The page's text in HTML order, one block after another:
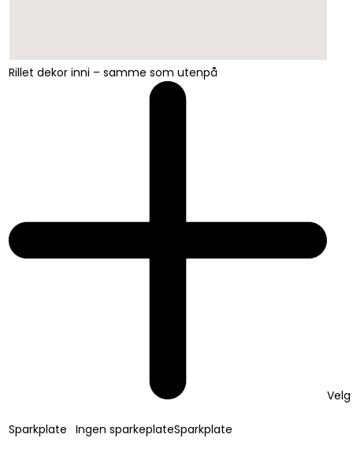
Rillet dekor inni – samme som utenpå
Velg
Sparkplate Ingen sparkeplateSparkplate